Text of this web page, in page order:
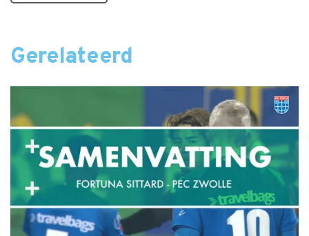
Gerelateerd